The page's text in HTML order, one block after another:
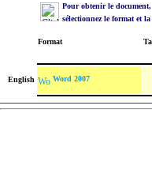
Pour obtenir le document,
sélectionnez le format et
Format
English Word 2007